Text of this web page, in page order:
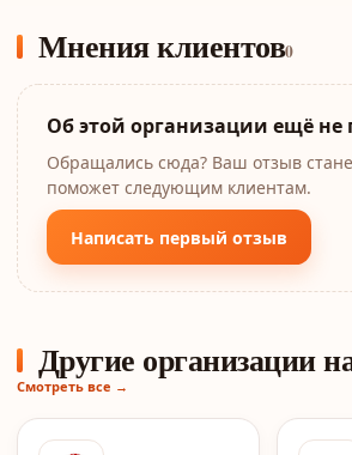
Мнения клиентов0
Об этой организации ещё не
Обращались сюда? Ваш отзыв
поможет следующим клиентам.
Написать первый отзыв
Другие организации
Смотреть все →